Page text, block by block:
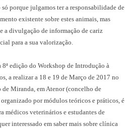
só porque julgamos ter a responsabilidade de
existente sobre estes animais, mas
a divulgação de informação de cariz
para a sua valorização.
edição do Workshop de Introdução à
a realizar a 18 e 19 de Março de 2017 no
Miranda, em Atenor (concelho de
por módulos teóricos e práticos, é
médicos veterinários e estudantes de
interessado em saber mais sobre clínica